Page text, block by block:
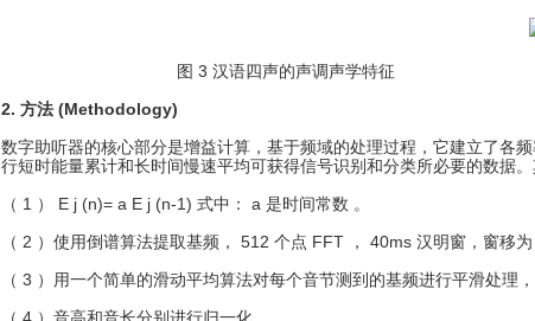
图 3 汉语四声的声调声学特征
2. 方法 (Methodology)
数字助听器的核心部分是增益计算，基于频域的处理过程，它建立了各
行短时能量累计和长时间慢速平均可获得信号识别和分类所必要的数据。
（ 1 ） E j (n)= a E j (n-1) 式中： a 是时间常数 。
（ 2 ）使用倒谱算法提取基频， 512 个点 FFT ， 40ms 汉明窗，窗移为
（ 3 ）用一个简单的滑动平均算法对每个音节测到的基频进行平滑处理